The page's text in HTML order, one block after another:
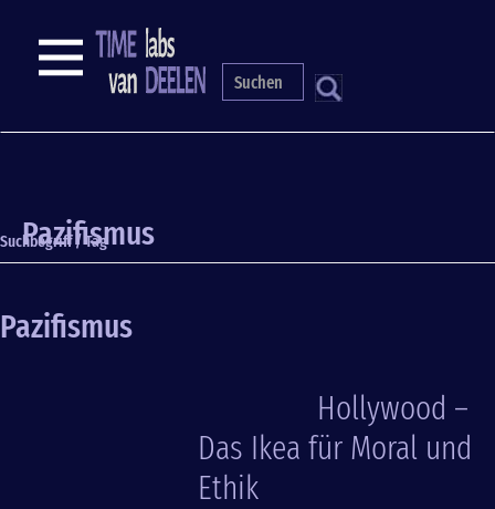
S
NAVIGATION
Pazifismus
Suchbegriff / Tag
Pazifismus
Hollywood –
Das Ikea für Moral und
Ethik